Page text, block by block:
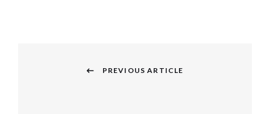
PREVIOUS ARTICLE